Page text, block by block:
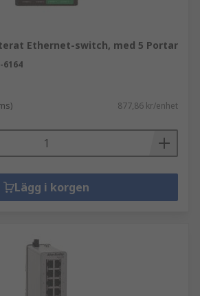
Ethernet-switch, med 5 Portar
6164
877,86 kr/enhet
Lägg i korgen